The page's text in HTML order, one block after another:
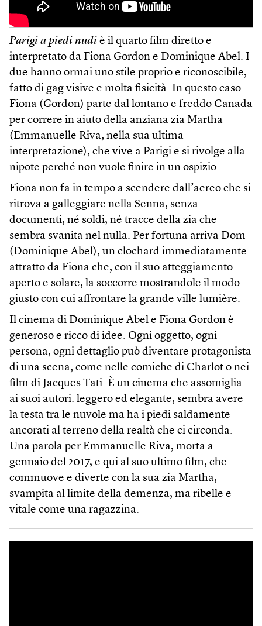
Parigi a piedi nudi è il quarto film diretto e
interpretato da Fiona Gordon e Dominique Abel. I
due hanno ormai uno stile proprio e riconoscibile,
fatto di gag visive e molta fisicità. In questo caso
Fiona (Gordon) parte dal lontano e freddo Canada
per correre in aiuto della anziana zia Martha
(Emmanuelle Riva, nella sua ultima
interpretazione), che vive a Parigi e si rivolge alla
nipote perché non vuole finire in un ospizio.
Fiona non fa in tempo a scendere dall’aereo che si
ritrova a galleggiare nella Senna, senza
documenti, né soldi, né tracce della zia che
sembra svanita nel nulla. Per fortuna arriva Dom
(Dominique Abel), un clochard immediatamente
attratto da Fiona che, con il suo atteggiamento
aperto e solare, la soccorre mostrandole il modo
giusto con cui affrontare la grande ville lumière.
Il cinema di Dominique Abel e Fiona Gordon è
generoso e ricco di idee. Ogni oggetto, ogni
persona, ogni dettaglio può diventare protagonista
di una scena, come nelle comiche di Charlot o nei
film di Jacques Tati. È un cinema che assomiglia
ai suoi autori: leggero ed elegante, sembra avere
la testa tra le nuvole ma ha i piedi saldamente
ancorati al terreno della realtà che ci circonda.
Una parola per Emmanuelle Riva, morta a
gennaio del 2017, e qui al suo ultimo film, che
commuove e diverte con la sua zia Martha,
svampita al limite della demenza, ma ribelle e
vitale come una ragazzina.